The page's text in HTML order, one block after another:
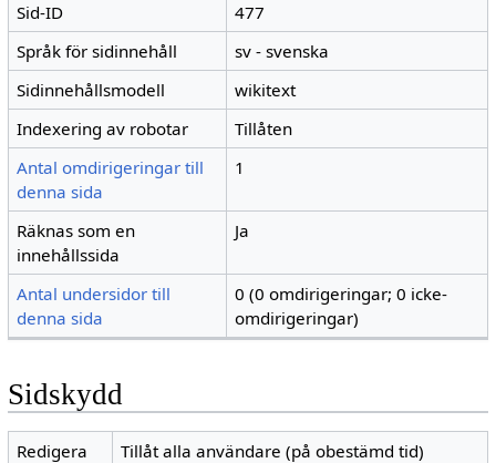
Sid-ID
477
Språk för sidinnehåll
sv - svenska
Sidinnehållsmodell
wikitext
Indexering av robotar
Tillåten
Antal omdirigeringar till
denna sida
1
Räknas som en
innehållssida
Ja
Antal undersidor till
denna sida
0 (0 omdirigeringar; 0 icke-
omdirigeringar)
Sidskydd
Redigera
Tillåt alla användare (på obestämd tid)